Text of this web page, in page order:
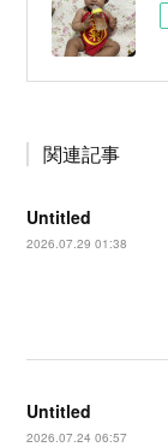
関連記事
Untitled
2026.07.29 01:38
Untitled
2026.07.24 06:57